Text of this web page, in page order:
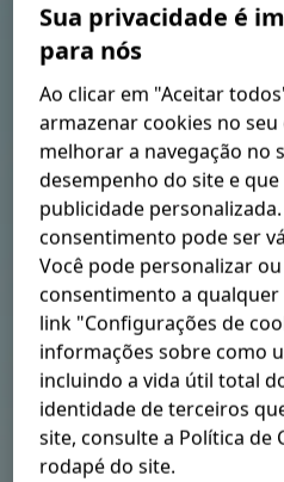
causas:
carregar
gerar dor
Frequentemente, ador nas
uma má posiçãoao se abaixar
objeto pesado.3 Esse tipo de
como uma "tensão mecânica
está relacionada à coluna,
aos tecidos moles ao redor.4
Sua privacidade é
para nós
Ao clicar em "Aceitar
armazenar cookies no
melhorar a navegação no
desempenho do site e
publicidade
consentimento pode ser
Você pode personalizar
consentimento a
link "Configurações de
informações sobre como
incluindo a vida útil total
identidade de terceiros
site, consulte a Política de
rodapé do site.